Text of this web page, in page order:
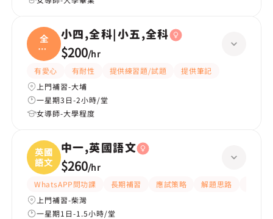
全
科|
小五
小四,全科|小五,全科
$200/hr
有愛心 有耐性 提供練習題/試題
提供筆記
上門補習-大埔
一星期3日-2小時/堂
女導師-大學程度
英國
語文
中一,英國語文
$260/hr
WhatsAPP問功課 長期補習 應試策略 解題思路
上門補習-柴灣
一星期1日-1.5小時/堂